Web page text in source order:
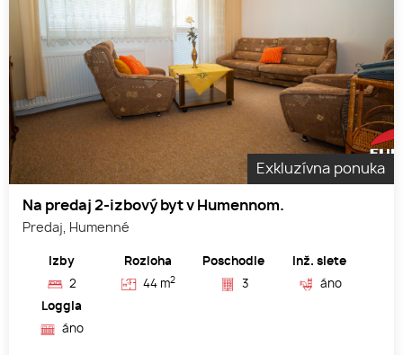
Exkluzívna ponuka
Na predaj 2-izbový byt v Humennom.
Predaj, Humenné
Izby
2
Rozloha
44 m2
Poschodie
3
Inž. siete
áno
Loggia
áno